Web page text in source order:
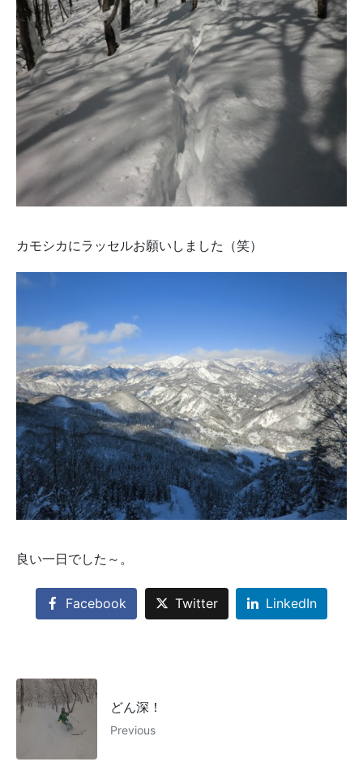
カモシカにラッセルお願いしました（笑）
良い一日でした～。
Facebook Twitter LinkedIn
どん深！
Previous